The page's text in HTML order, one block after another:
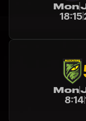
Mon
18:15
Mon
8:14